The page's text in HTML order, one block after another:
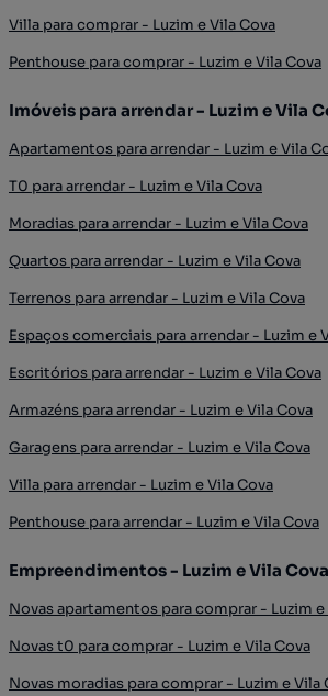
Villa para comprar - Luzim e Vila Cova
Penthouse para comprar - Luzim e Vila Cova
Imóveis para arrendar - Luzim e Vila
Apartamentos para arrendar - Luzim e Vila
T0 para arrendar - Luzim e Vila Cova
Moradias para arrendar - Luzim e Vila Cova
Quartos para arrendar - Luzim e Vila Cova
Terrenos para arrendar - Luzim e Vila Cova
Espaços comerciais para arrendar - Luzim e
Escritórios para arrendar - Luzim e Vila Cova
Armazéns para arrendar - Luzim e Vila Cova
Garagens para arrendar - Luzim e Vila Cova
Villa para arrendar - Luzim e Vila Cova
Penthouse para arrendar - Luzim e Vila Cova
Empreendimentos - Luzim e Vila Cova
Novas apartamentos para comprar - Luzim e
Novas t0 para comprar - Luzim e Vila Cova
Novas moradias para comprar - Luzim e Vila